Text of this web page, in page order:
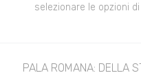
selezionare le opzioni
DELLA STAGIONE